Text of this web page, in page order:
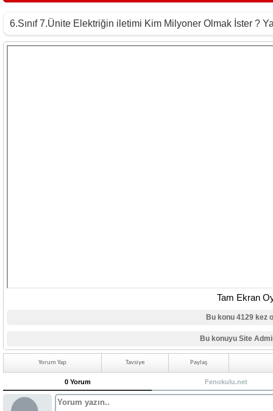
6.Sınıf 7.Ünite Elektriğin iletimi Kim Milyoner Olmak İster ?
Tam Ekran
Bu konu 4129 kez
Bu konuyu Site
Yorum Yap Tavsiye Paylaş
0 Yorum Fenokulu.net